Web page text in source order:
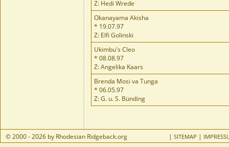
Z: Hedi Wrede
Okanayama Akisha
* 19.07.97
Z: Elfi Golinski
Ukimbu's Cleo
* 08.08.97
Z: Angelika Kaars
Brenda Mosi va Tunga
* 06.05.97
Z: G. u. S. Bünding
© 2000 - 2026 by Rhodesian Ridgeback.org | SITEMAP |